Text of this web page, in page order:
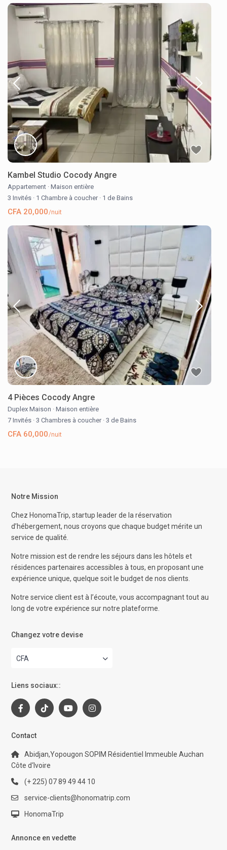
Kambel Studio Cocody Angre
Appartement · Maison entière
3 Invités · 1 Chambre à coucher · 1 de Bains
CFA 20,000/nuit
4 Pièces Cocody Angre
Duplex Maison · Maison entière
7 Invités · 3 Chambres à coucher · 3 de Bains
CFA 60,000/nuit
Notre Mission
Chez HonomaTrip, startup leader de la réservation
d’hébergement, nous croyons que chaque budget mérite un
service de qualité.
Notre mission est de rendre les séjours dans les hôtels et
résidences partenaires accessibles à tous, en proposant une
expérience unique, quelque soit le budget de nos clients.
Notre service client est à l’écoute, vous accompagnant tout au
long de votre expérience sur notre plateforme.
Changez votre devise
CFA
Liens sociaux::
Contact
Abidjan,Yopougon SOPIM Résidentiel Immeuble Auchan
Côte d‘Ivoire
(+ 225) 07 89 49 44 10
service-clients@honomatrip.com
HonomaTrip
Annonce en vedette